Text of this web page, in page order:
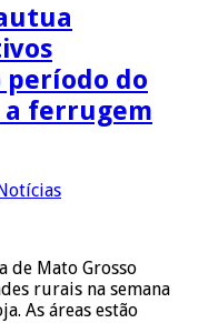
período do
ferrugem
de Mato Grosso
rurais na semana
As áreas estão